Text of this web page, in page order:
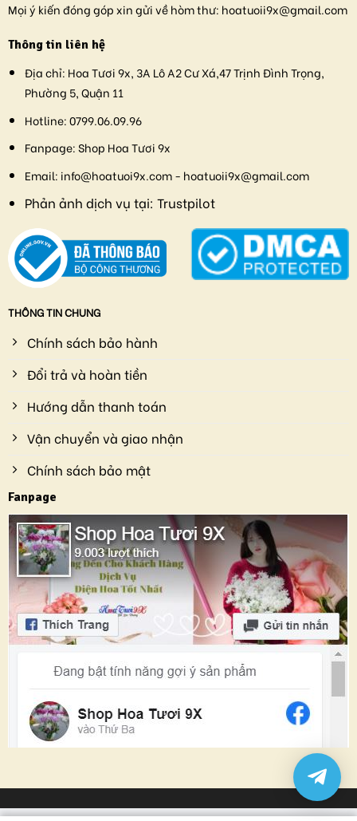
Mọi ý kiến đóng góp xin gửi về hòm thư: hoatuoii9x@gmail.com
Thông tin liên hệ
Địa chỉ: Hoa Tươi 9x, 3A Lô A2 Cư Xá,47 Trịnh Đình Trọng,
Phường 5, Quận 11
Hotline:0799.06.09.96
Fanpage:Shop Hoa Tươi 9x
Email: info@hoatuoi9x.com - hoatuoii9x@gmail.com
Phản ảnh dịch vụ tại: Trustpilot
THÔNG TIN CHUNG
Chính sách bảo hành
Đổi trả và hoàn tiền
Hướng dẫn thanh toán
Vận chuyển và giao nhận
Chính sách bảo mật
Fanpage